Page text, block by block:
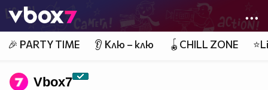
👾
🎉 PARTY TIME 👂 Клю – клю 🪀CHILL ZONE
Vbоx7